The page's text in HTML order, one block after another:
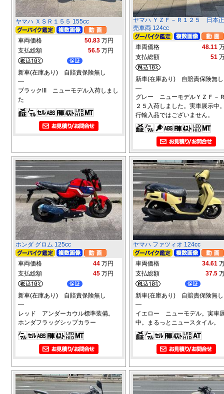
ヤマハ ＸＳＲ１５５ 155cc
車両価格 50.83 万円
支払総額
56.5 万円
新車(在庫あり) 自賠責保険無し
―
ブラックIII ニューモデル入荷しまし
た
ヤマハ ＹＺＦ－Ｒ１２５ 日本
売車両 124cc
車両価格 48.11
支払総額
51
新車(在庫あり) 自賠責保険無し
―
グレー ニューモデルＹＺＦ－
２５入荷しました。実車展示中
行輸入品ではございません。
ホンダ グロム 125cc
車両価格 44 万円
支払総額
45 万円
新車(在庫あり) 自賠責保険無し
―
レッド アンダーカウル標準装備。
ホンダフラッグシップカラー
ヤマハ ファツィオ 124cc
車両価格 34.61
支払総額
37.5
新車(在庫あり) 自賠責保険無し
―
イエロー ニューモデル。実車
中。まるっとニュースタイル。